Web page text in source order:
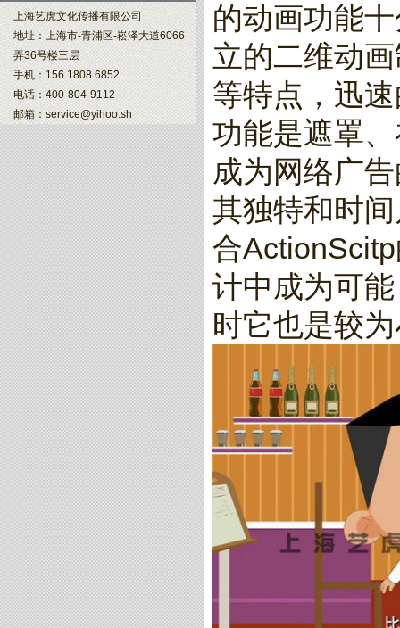
上海艺虎文化传播有限公司
地址：上海市-青浦区-崧泽大道6066
弄36号楼三层
手机：156 1808 6852
电话：400-804-9112
邮箱：service@yihoo.sh
的动画功能
立的二维动
等特点，迅
功能是遮罩
成为网络广
其独特和时
合
计中成为可
时它也是较